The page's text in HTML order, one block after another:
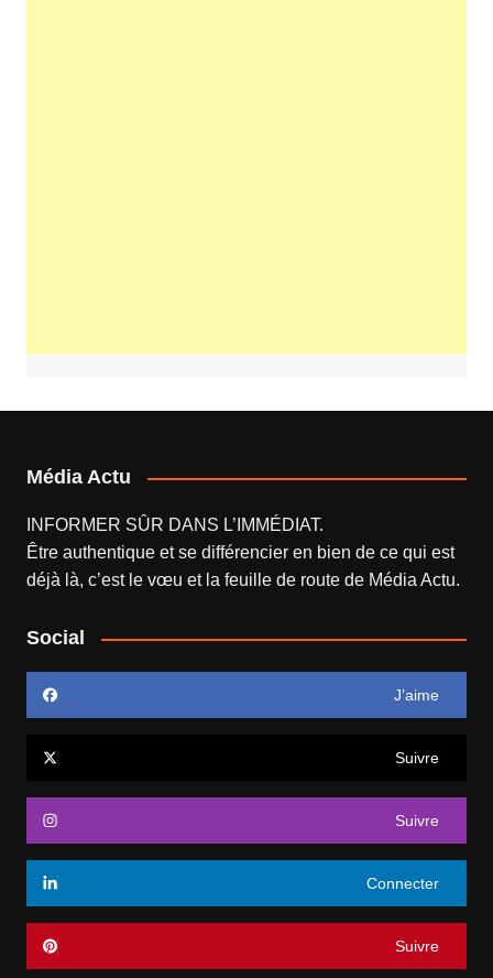
Média Actu
INFORMER SÛR DANS L’IMMÉDIAT.
Être authentique et se différencier en bien de ce qui est
déjà là, c’est le vœu et la feuille de route de Média Actu.
Social
J’aime
Suivre
Suivre
Connecter
Suivre